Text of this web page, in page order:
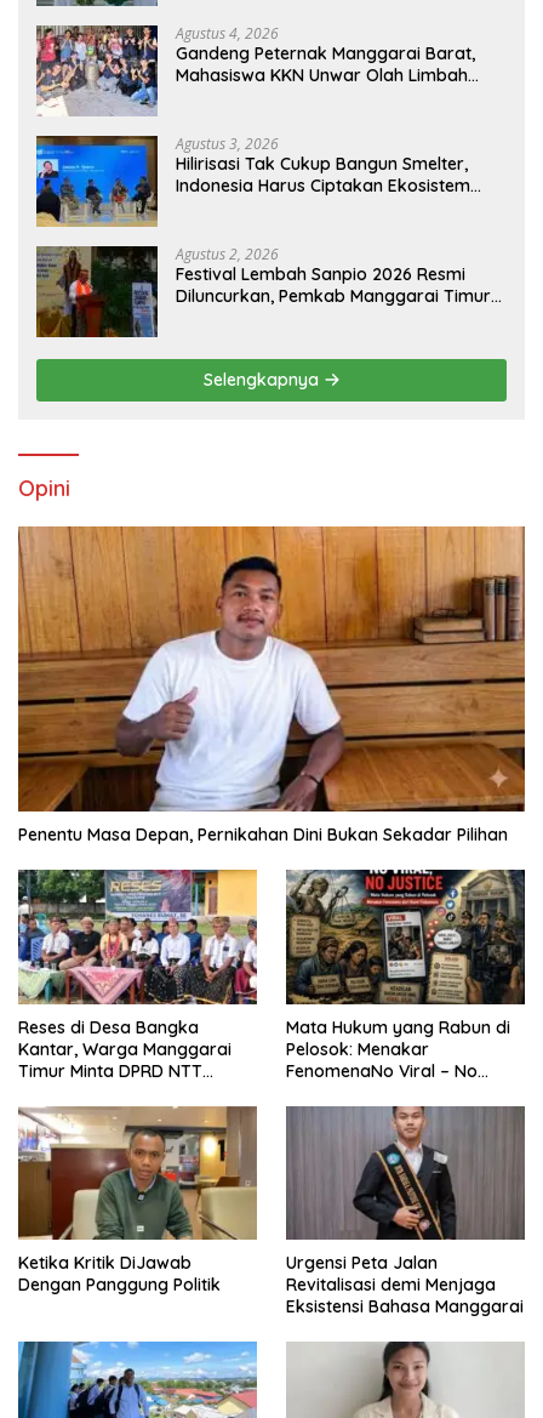
Agustus 4, 2026
Gandeng Peternak Manggarai Barat,
Mahasiswa KKN Unwar Olah Limbah
Agustus 3, 2026
Hilirisasi Tak Cukup Bangun Smelter,
Indonesia Harus Ciptakan Ekosistem
Agustus 2, 2026
Festival Lembah Sanpio 2026 Resmi
Diluncurkan, Pemkab Manggarai Timur
Selengkapnya
Opini
Penentu Masa Depan, Pernikahan Dini Bukan Sekadar Pilihan
Reses di Desa Bangka
Kantar, Warga Manggarai
Timur Minta DPRD NTT
Pergub Larangan Beli BBM
Bersubsidi Bagi Penunggak
Pajak
Mata Hukum yang Rabun di
Pelosok: Menakar
FenomenaNo Viral – No
Ketika Kritik DiJawab
Dengan Panggung Politik
Urgensi Peta Jalan
Revitalisasi demi Menjaga
Eksistensi Bahasa Manggarai